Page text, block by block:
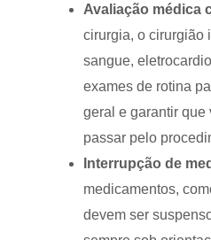
Avaliação médica
cirurgia, o cirurgião
sangue,
exames de rotina
geral e garantir que
passar pelo
Interrupção de
medicamentos,
devem ser